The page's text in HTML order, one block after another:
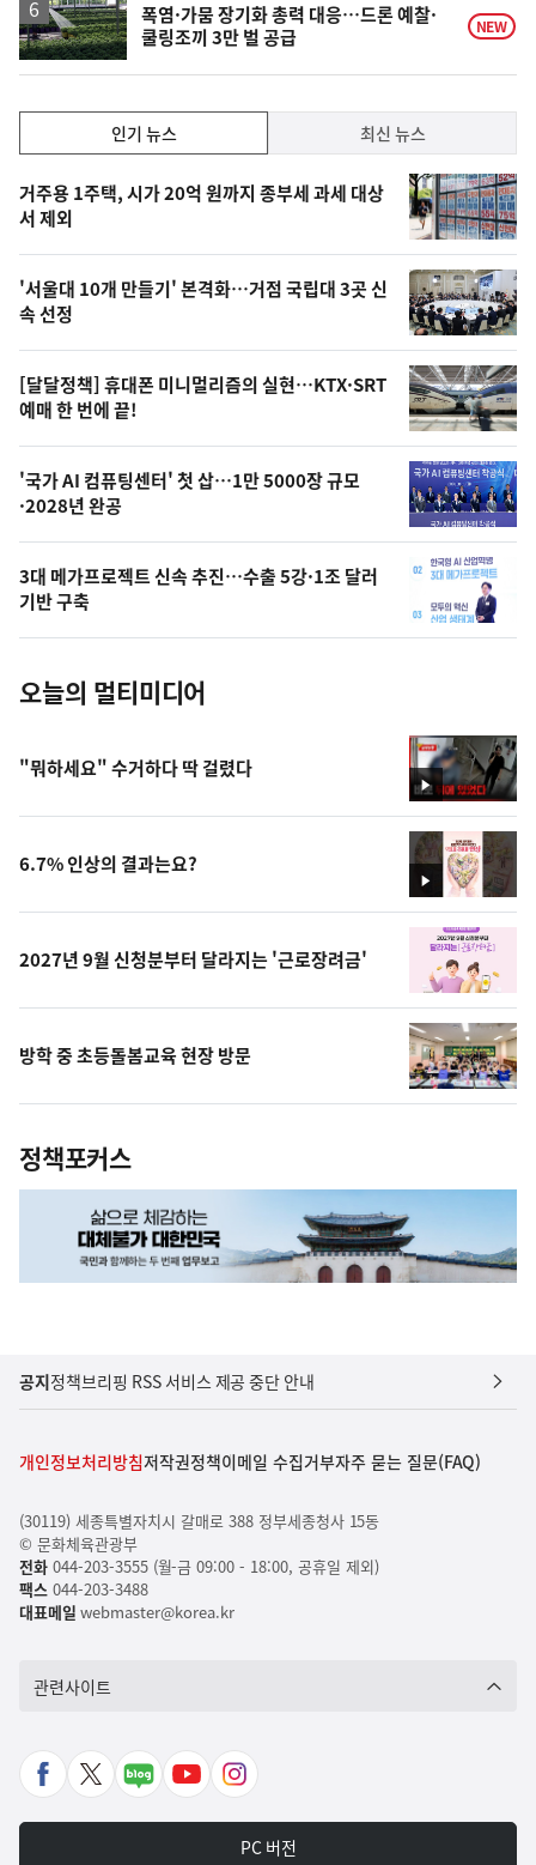
폭염·가뭄 장기화 총력 대응…드론 예찰·
쿨링조끼 3만 벌 공급
NEW
기,
최
신,
오
늘
의
영
상
오
의
사
진
인기 뉴스 최신 뉴스
기
뉴
스
거주용 1주택, 시가 20억 원까지 종부세 과세 대상
서 제외
'서울대 10개 만들기' 본격화…거점 국립대 3곳 신
속 선정
[달달정책] 휴대폰 미니멀리즘의 실현…KTX·SRT
예매 한 번에 끝!
'국가 AI 컴퓨팅센터' 첫 삽…1만 5000장 규모
·2028년 완공
3대 메가프로젝트 신속 추진…수출 5강·1조 달러
기반 구축
오늘의 멀티미디어
영
상
"뭐하세요" 수거하다 딱 걸렸다
영
상
6.7% 인상의 결과는요?
2027년 9월 신청분부터 달라지는 '근로장려금'
방학 중 초등돌봄교육 현장 방문
정책포커스
공지정책브리핑 RSS 서비스 제공 중단 안내
개인정보처리방침저작권정책이메일 수집거부자주 묻는 질문(FAQ)
(30119) 세종특별자치시 갈매로 388 정부세종청사 15동
© 문화체육관광부
전화044-203-3555 (월-금 09:00 - 18:00, 공휴일 제외)
팩스044-203-3488
대표메일 webmaster@korea.kr
관련사이트
페
X
네
유
인
타
PC 버전